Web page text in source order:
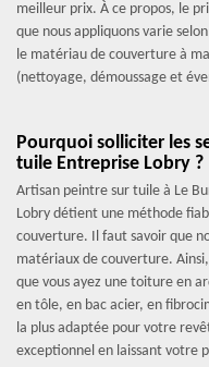
meilleur prix. À ce propos, le
que nous appliquons varie
le matériau de couverture à
(nettoyage, démoussage et
Pourquoi solliciter les
tuile Entreprise Lobry ?
Artisan peintre sur tuile à Le
Lobry détient une méthode
couverture. Il faut savoir que
matériaux de couverture.
que vous ayez une toiture en
en tôle, en bac acier, en
la plus adaptée pour votre
exceptionnel en laissant votre